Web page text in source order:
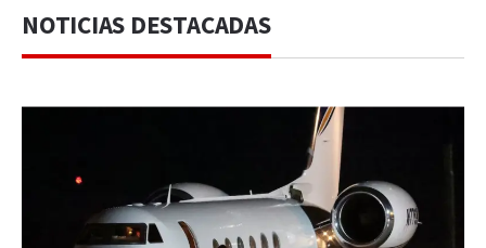
NOTICIAS DESTACADAS